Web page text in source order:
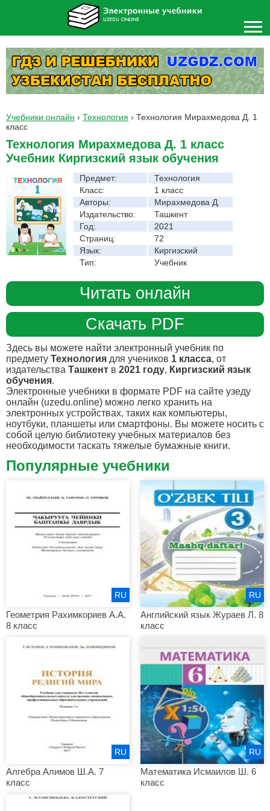
Учебники онлайн › Технология › Технология Мирахмедова Д. 1
класс
Технология Мирахмедова Д. 1 класс
Учебник Киргизский язык обучения
Предмет:
Технология
Класс:
1 класс
Авторы:
Мирахмедова Д.
Издательство:
Ташкент
Год:
2021
Страниц:
72
Язык:
Киргизский
Тип:
Учебник
Читать онлайн
Скачать PDF
Здесь вы можете найти электронный учебник по
предмету Технология для учеников 1 класса, от
издательства Ташкент в 2021 году, Киргизский язык
обучения.
Электронные учебники в формате PDF на сайте узеду
онлайн (uzedu.online) можно легко хранить на
электронных устройствах, таких как компьютеры,
ноутбуки, планшеты или смартфоны. Вы можете носить с
собой целую библиотеку учебных материалов без
необходимости таскать тяжелые бумажные книги.
Популярные учебники
Геометрия Рахимкориев А.А.
8 класс
RU
Английский язык Жураев Л. 8
класс
RU
Алгебра Алимов Ш.А. 7
класс
RU
Математика Исмаилов Ш. 6
класс
RU